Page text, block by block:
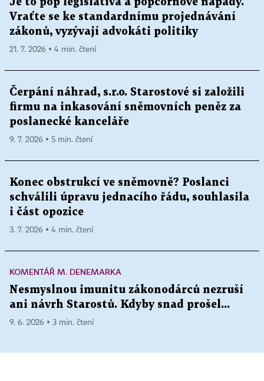
Je to pop legislativa a popcornové nápady.
Vraťte se ke standardnímu projednávání
zákonů, vyzývají advokáti politiky
21. 7. 2026 ▪ 4 min. čtení
Čerpání náhrad, s.r.o. Starostové si založili
firmu na inkasování sněmovních peněz za
poslanecké kanceláře
9. 7. 2026 ▪ 5 min. čtení
Konec obstrukcí ve sněmovně? Poslanci
schválili úpravu jednacího řádu, souhlasila
i část opozice
3. 7. 2026 ▪ 4 min. čtení
KOMENTÁŘ M. DENEMARKA
Nesmyslnou imunitu zákonodárců nezruší
ani návrh Starostů. Kdyby snad prošel...
9. 6. 2026 ▪ 3 min. čtení